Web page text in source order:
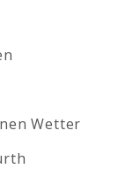
Wetter